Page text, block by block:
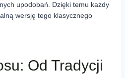
upodobań. Dzięki temu każdy
wersję tego klasycznego
Od Tradycji